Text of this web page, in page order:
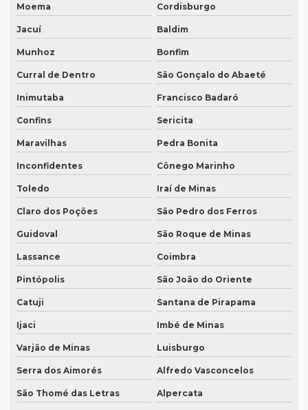
Moema Cordisburgo
Jacuí Baldim
Munhoz Bonfim
Curral de Dentro São Gonçalo do Abaeté
Inimutaba Francisco Badaró
Confins Sericita
Maravilhas Pedra Bonita
Inconfidentes Cônego Marinho
Toledo Iraí de Minas
Claro dos Poções São Pedro dos Ferros
Guidoval São Roque de Minas
Lassance Coimbra
Pintópolis São João do Oriente
Catuji Santana de Pirapama
Ijaci Imbé de Minas
Varjão de Minas Luisburgo
Serra dos Aimorés Alfredo Vasconcelos
São Thomé das Letras Alpercata